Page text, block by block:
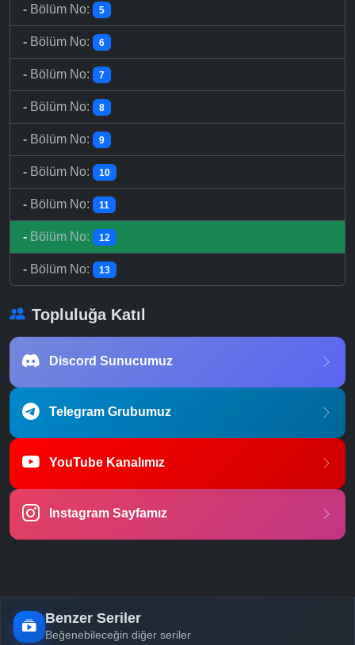
- Bölüm No: 5
- Bölüm No: 6
- Bölüm No: 7
- Bölüm No: 8
- Bölüm No: 9
- Bölüm No: 10
- Bölüm No: 11
- Bölüm No: 12
- Bölüm No: 13
Topluluğa Katıl
Discord Sunucumuz
Telegram Grubumuz
YouTube Kanalımız
Instagram Sayfamız
Benzer Seriler
Beğenebileceğin diğer seriler